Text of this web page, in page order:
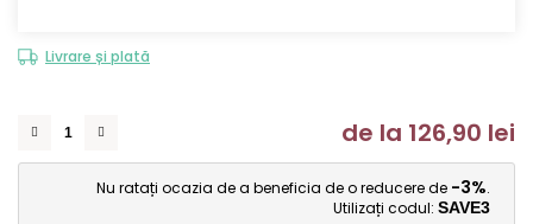
Livrare și plată
de la 126,90 lei
Nu ratați ocazia de a beneficia de o reducere de -3%.
Utilizați codul: SAVE3